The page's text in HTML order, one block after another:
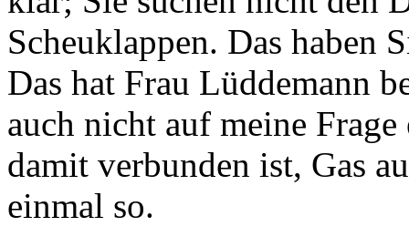
Scheuklappen. Das haben
Das hat Frau Lüddemann
auch nicht auf meine
damit verbunden ist, Gas
einmal so.